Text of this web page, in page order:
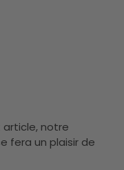
article, notre
fera un plaisir de